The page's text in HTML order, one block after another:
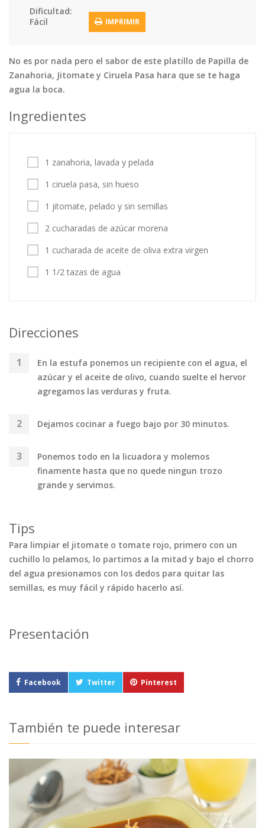
Tortas Vegetales
Vegetarian…
Tips y Trucos
Contáctanos
Entrar / Registrarse
Dificultad:
Fácil
IMPRIMIR
No es por nada pero el sabor de este platillo de Papilla de
Zanahoria, Jitomate y Ciruela Pasa hara que se te haga
agua la boca.
Ingredientes
1 zanahoria, lavada y pelada
1 ciruela pasa, sin hueso
1 jitomate, pelado y sin semillas
2 cucharadas de azúcar morena
1 cucharada de aceite de oliva extra virgen
1 1/2 tazas de agua
Direcciones
En la estufa ponemos un recipiente con el agua, el
azúcar y el aceite de olivo, cuando suelte el hervor
agregamos las verduras y fruta.
Dejamos cocinar a fuego bajo por 30 minutos.
Ponemos todo en la licuadora y molemos
finamente hasta que no quede ningun trozo
grande y servimos.
Tips
Para limpiar el jitomate o tomate rojo, primero con un
cuchillo lo pelamos, lo partimos a la mitad y bajo el chorro
del agua presionamos con los dedos para quitar las
semillas, es muy fácil y rápido hacerlo así.
Presentación
Facebook Twitter Pinterest
También te puede interesar